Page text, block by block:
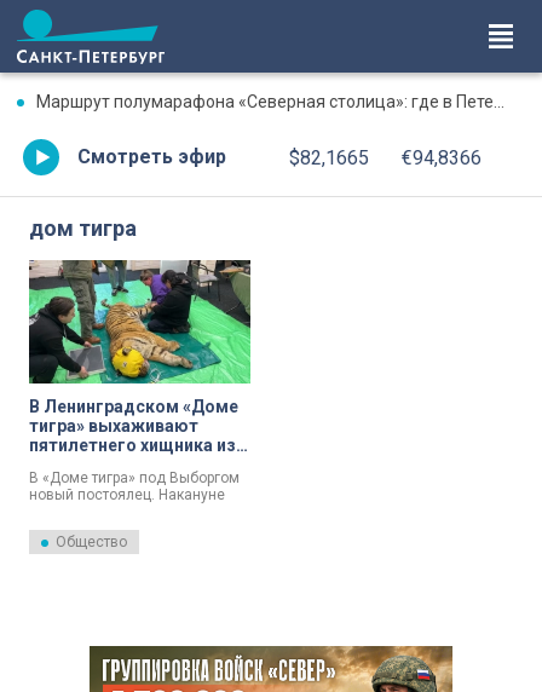
Маршрут полумарафона «Северная столица»: где в Петербурге будут перекрыты дороги 9 августа
Смотреть эфир $82,1665 €94,8366
дом тигра
В Ленинградском «Доме
тигра» выхаживают
пятилетнего хищника из
В «Доме тигра» под Выборгом
новый постоялец. Накануне
хищника из Хабаровска.
Общество